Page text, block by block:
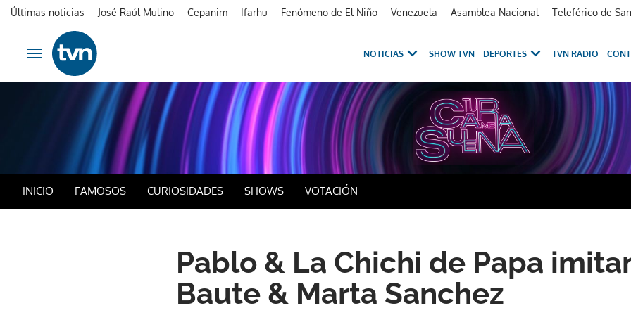
Últimas noticias José Raúl Mulino Cepanim Ifarhu Fenómeno de El Niño Venezuela Asamblea Nacional Teleférico de
Ir al contenido
Obrir navegació
NOTICIAS SHOW TVN DEPORTES TVN RADIO
INICIO FAMOSOS CURIOSIDADES SHOWS VOTACIÓN
Pablo & La Chichi de Papa
Baute & Marta Sanchez